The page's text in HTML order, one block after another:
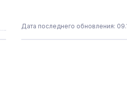
Дата последнего обновления: